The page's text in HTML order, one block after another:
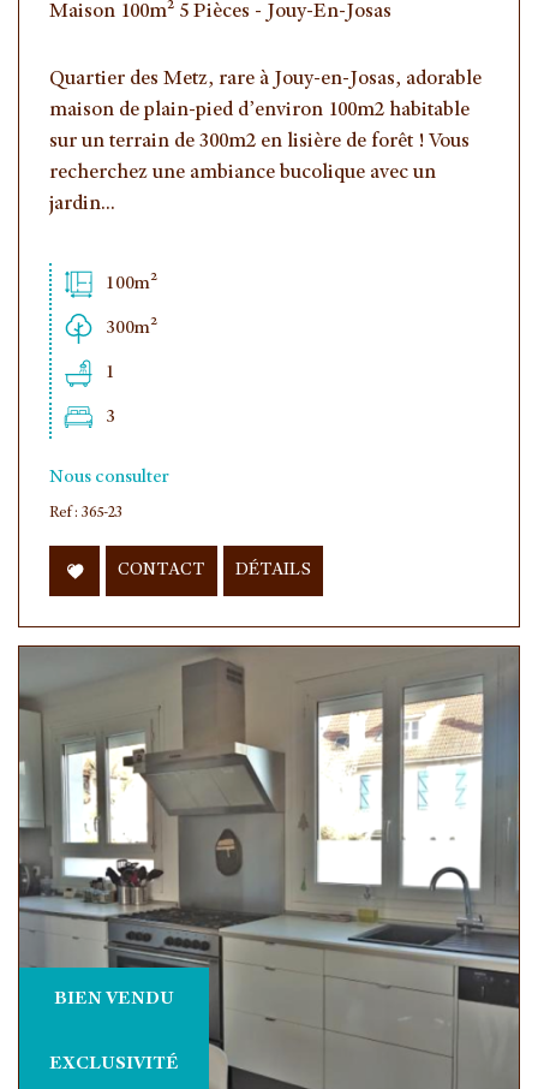
Maison 100m² 5 Pièces - Jouy-En-Josas
Quartier des Metz, rare à Jouy-en-Josas, adorable
maison de plain-pied d’environ 100m2 habitable
sur un terrain de 300m2 en lisière de forêt ! Vous
recherchez une ambiance bucolique avec un
jardin...
100m²
300m²
1
3
Nous consulter
Ref : 365-23
CONTACT DÉTAILS
BIEN VENDU
EXCLUSIVITÉ